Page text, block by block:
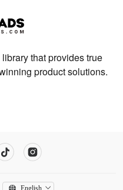
that provides true
product solutions.
English